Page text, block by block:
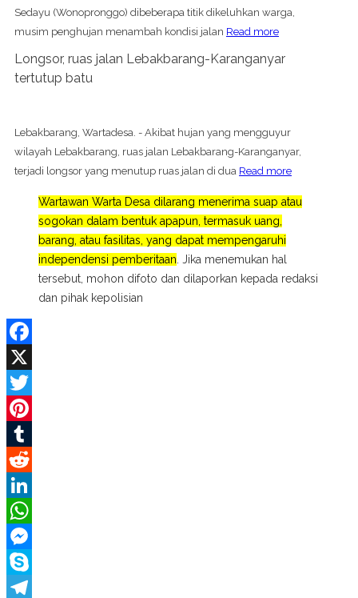
Sedayu (Wonopronggo) dibeberapa titik dikeluhkan warga,
musim penghujan menambah kondisi jalan Read more
Longsor, ruas jalan Lebakbarang-Karanganyar
tertutup batu
Lebakbarang, Wartadesa. - Akibat hujan yang mengguyur
wilayah Lebakbarang, ruas jalan Lebakbarang-Karanganyar,
terjadi longsor yang menutup ruas jalan di dua Read more
Wartawan Warta Desa dilarang menerima suap atau
sogokan dalam bentuk apapun, termasuk uang,
barang, atau fasilitas, yang dapat mempengaruhi
independensi pemberitaan . Jika menemukan hal
tersebut, mohon difoto dan dilaporkan kepada redaksi
dan pihak kepolisian
Facebook
X
Twitter
Pinterest
Tumblr
Reddit
LinkedIn
WhatsApp
Messenger
Skype